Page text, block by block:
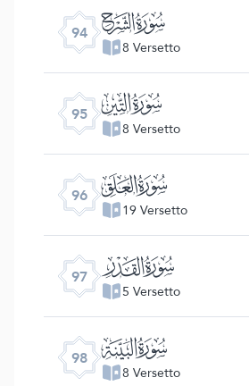
94 ﰋ
8 Versetto
95 ﰌ
8 Versetto
96 ﰍ
19 Versetto
97 ﰎ
5 Versetto
98 ﰏ
8 Versetto